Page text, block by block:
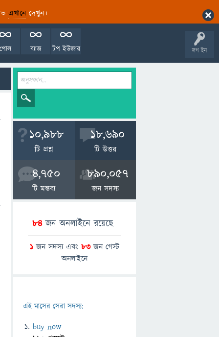
এখানেদেখুন।
লগ ইন
টপ ইউজার
ব্যাজ
পোল
10,988
টি প্রশ্ন
18,690
টি উত্তর
4,750
টি মন্তব্য
890,057
জন সদস্য
84জন অনলাইনে রয়েছে
1 জন সদস্য এবং 83জন গেস্ট
অনলাইনে
এই মাসের সেরা সদস্য:
buy now